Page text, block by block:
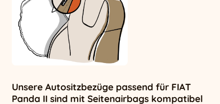
Unsere Autositzbezüge passend für FIAT
Panda II sind mit Seitenairbags kompatibel